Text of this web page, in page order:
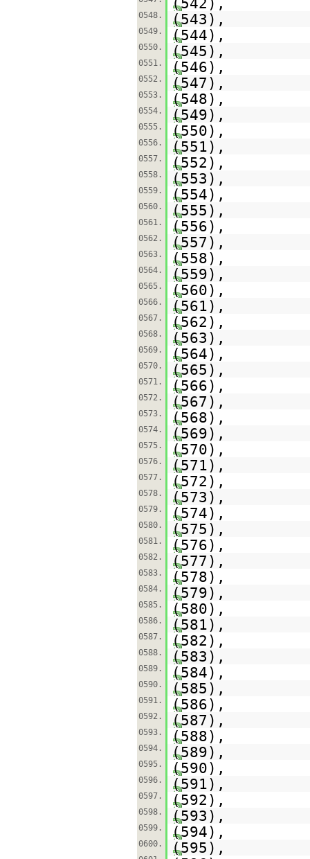
0548. (543),
0549. (544),
0550. (545),
0551. (546),
0552. (547),
0553. (548),
0554. (549),
0555. (550),
0556. (551),
0557. (552),
0558. (553),
0559. (554),
0560. (555),
0561. (556),
0562. (557),
0563. (558),
0564. (559),
0565. (560),
0566. (561),
0567. (562),
0568. (563),
0569. (564),
0570. (565),
0571. (566),
0572. (567),
0573. (568),
0574. (569),
0575. (570),
0576. (571),
0577. (572),
0578. (573),
0579. (574),
0580. (575),
0581. (576),
0582. (577),
0583. (578),
0584. (579),
0585. (580),
0586. (581),
0587. (582),
0588. (583),
0589. (584),
0590. (585),
0591. (586),
0592. (587),
0593. (588),
0594. (589),
0595. (590),
0596. (591),
0597. (592),
0598. (593),
0599. (594),
0600. (595),